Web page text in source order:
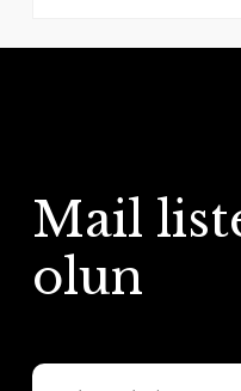
Mail
olun